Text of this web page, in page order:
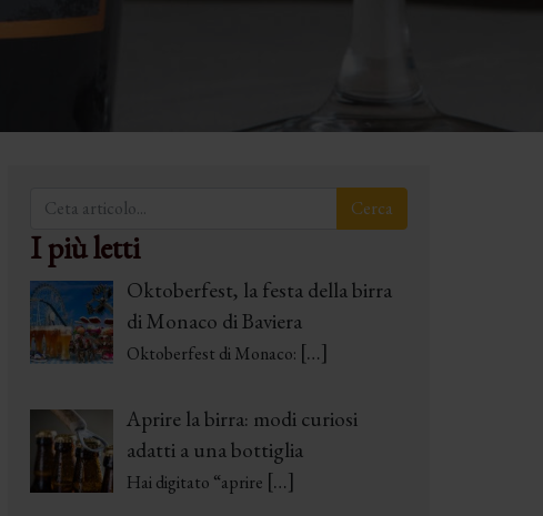
I più letti
Oktoberfest, la festa della birra
di Monaco di Baviera
Oktoberfest di Monaco: […]
Aprire la birra: modi curiosi
adatti a una bottiglia
Hai digitato “aprire […]